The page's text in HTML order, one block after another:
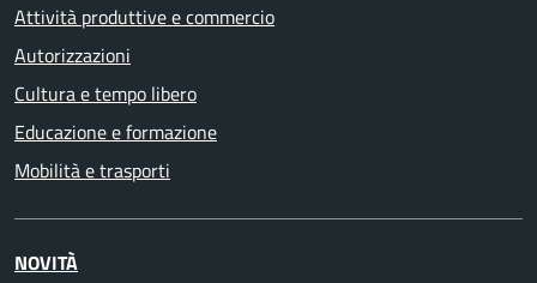
Attività produttive e commercio
Autorizzazioni
Cultura e tempo libero
Educazione e formazione
Mobilità e trasporti
NOVITÀ